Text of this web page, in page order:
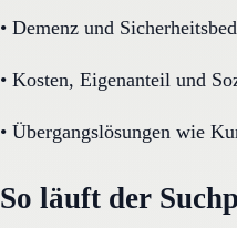
• Demenz und
• Kosten, Eigenanteil und
• Übergangslösungen wie
So läuft der